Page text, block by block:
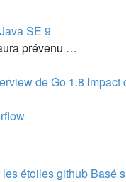
SE 9
prévenu …
de Go 1.8 Impact
les étoiles github Basé